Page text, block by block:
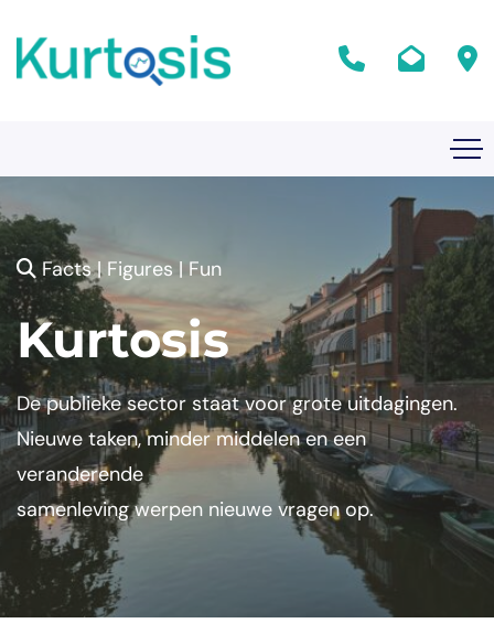
Facts | Figures | Fun
Kurtosis
De publieke sector staat voor grote uitdagingen.
Nieuwe taken, minder middelen en een
veranderende
samenleving werpen nieuwe vragen op.